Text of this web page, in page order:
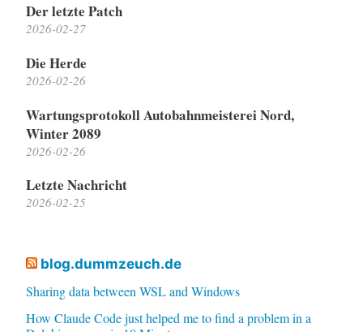
Der letzte Patch
2026-02-27
Die Herde
2026-02-26
Wartungsprotokoll Autobahnmeisterei Nord,
Winter 2089
2026-02-26
Letzte Nachricht
2026-02-25
blog.dummzeuch.de
Sharing data between WSL and Windows
How Claude Code just helped me to find a problem in a